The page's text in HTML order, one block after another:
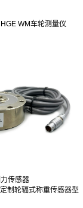
WM车轮测量仪
传感器
制轮辐式称重传感器型